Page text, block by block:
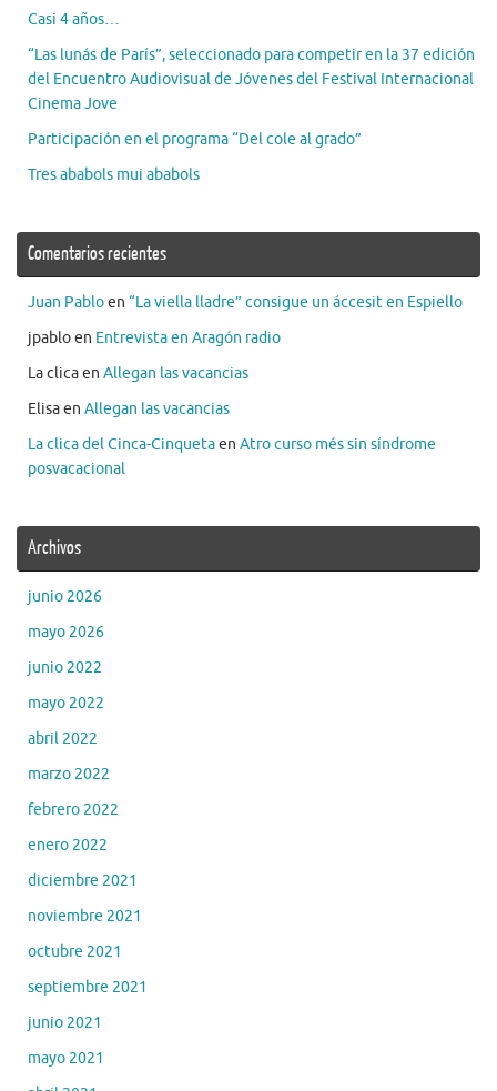
Casi 4 años…
“Las lunás de París”, seleccionado para competir en la 37 edición
del Encuentro Audiovisual de Jóvenes del Festival Internacional
Cinema Jove
Participación en el programa “Del cole al grado”
Tres ababols mui ababols
Comentarios recientes
Juan Pabloen “La viella lladre” consigue un áccesit en Espiello
jpabloen Entrevista en Aragón radio
La clicaen Allegan las vacancias
Elisaen Allegan las vacancias
La clica del Cinca-Cinquetaen Atro curso més sin síndrome
posvacacional
Archivos
junio 2026
mayo 2026
junio 2022
mayo 2022
abril 2022
marzo 2022
febrero 2022
enero 2022
diciembre 2021
noviembre 2021
octubre 2021
septiembre 2021
junio 2021
mayo 2021